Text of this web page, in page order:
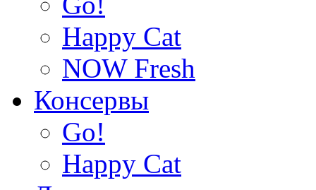
Happy Cat
NOW Fresh
Консервы
Go!
Happy Cat